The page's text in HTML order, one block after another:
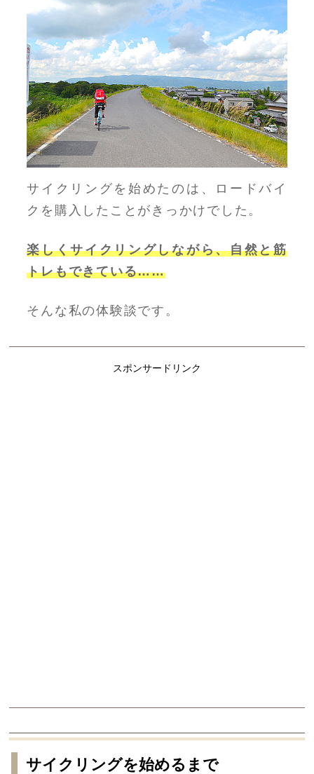
サイクリングを始めたのは、ロードバイ
クを購入したことがきっかけでした。
楽しくサイクリングしながら、自然と筋
トレもできている……
そんな私の体験談です。
スポンサードリンク
サイクリングを始めるまで